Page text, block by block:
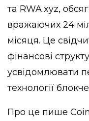
та RWA.xyz,
вражаючих 24
місяця. Це
фінансові
усвідомлювати
технології
Про це пише